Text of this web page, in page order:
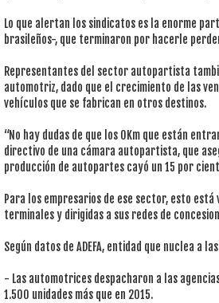
Lo que alertan los sindicatos es la enorme
brasileños-, que terminaron por hacerle
Representantes del sector autopartista
automotriz, dado que el crecimiento de las
vehículos que se fabrican en otros destinos.
“No hay dudas de que los 0Km que están
directivo de una cámara autopartista, que
producción de autopartes cayó un 15 por
Para los empresarios de ese sector, esto
terminales y dirigidas a sus redes de
Según datos de ADEFA, entidad que nuclea a
- Las automotrices despacharon a las
1.500 unidades más que en 2015.